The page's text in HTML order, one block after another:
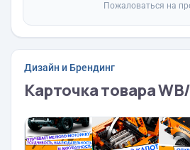
Пожаловаться на
Дизайн и Брендинг
Карточка товара